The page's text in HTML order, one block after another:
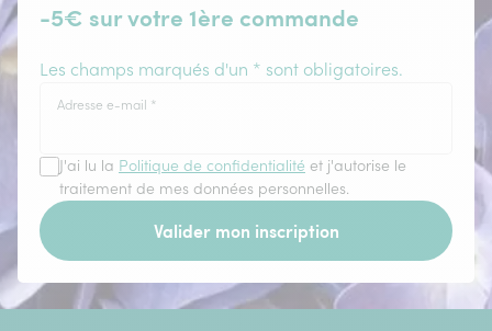
-5€ sur votre 1ère commande
Les champs marqués d'un * sont obligatoires.
Adresse e-mail *
J'ai lu la Politique de confidentialité et j'autorise le
traitement de mes données personnelles.
Valider mon inscription